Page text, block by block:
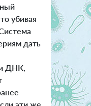
убивая
дать
ДНК,